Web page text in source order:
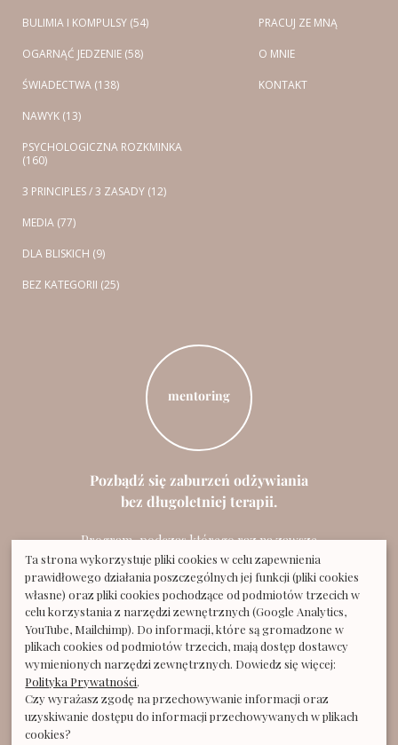
BULIMIA I KOMPULSY (54)
OGARNĄĆ JEDZENIE (58)
ŚWIADECTWA (138)
NAWYK (13)
PSYCHOLOGICZNA ROZKMINKA
(160)
3 PRINCIPLES / 3 ZASADY (12)
MEDIA (77)
DLA BLISKICH (9)
BEZ KATEGORII (25)
PRACUJ ZE MNĄ
O MNIE
KONTAKT
mentoring
Pozbądź się zaburzeń odżywiania
bez długoletniej terapii.
Program, podczas którego raz na zawsze
rozwiążesz swój problem z jedzeniem.
WYPEŁNIJ ANKIETĘ
“Wilcza” Anna Gruszczyńska Zuiddreef 35 8750 Wingene Belgia
Ta strona wykorzystuje pliki cookies w celu zapewnienia
prawidłowego działania poszczególnych jej funkcji (pliki cookies
własne) oraz pliki cookies pochodzące od podmiotów trzecich w
celu korzystania z narzędzi zewnętrznych (Google Analytics,
YouTube, Mailchimp). Do informacji, które są gromadzone w
plikach cookies od podmiotów trzecich, mają dostęp dostawcy
wymienionych narzędzi zewnętrznych. Dowiedz się więcej:
Polityka Prywatności.
Czy wyrażasz zgodę na przechowywanie informacji oraz
uzyskiwanie dostępu do informacji przechowywanych w plikach
cookies?